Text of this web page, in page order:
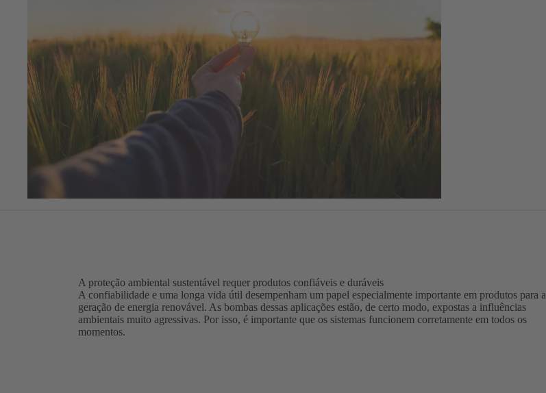
A proteção ambiental sustentável requer produtos confiáveis e duráveis
A confiabilidade e uma longa vida útil desempenham um papel especialmente importante em produtos para a
geração de energia renovável. As bombas dessas aplicações estão, de certo modo, expostas a influências
ambientais muito agressivas. Por isso, é importante que os sistemas funcionem corretamente em todos os
momentos.